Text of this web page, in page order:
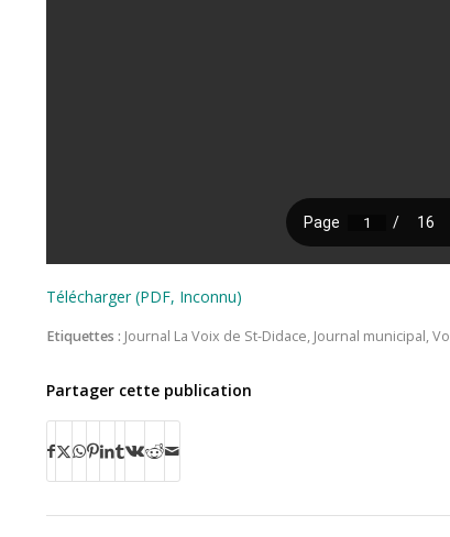
Télécharger (PDF, Inconnu)
Etiquettes : Journal La Voix de St-Didace, Journal municipal,
Partager cette publication